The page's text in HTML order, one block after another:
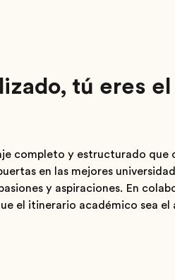
tú eres el
completo y estructurado que
en las mejores
y aspiraciones. En
el itinerario académico sea el